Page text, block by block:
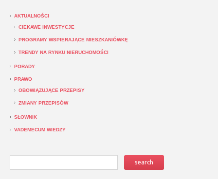
AKTUALNOŚCI
CIEKAWE INWESTYCJE
PROGRAMY WSPIERAJĄCE MIESZKANIÓWKĘ
TRENDY NA RYNKU NIERUCHOMOŚCI
PORADY
PRAWO
OBOWIĄZUJĄCE PRZEPISY
ZMIANY PRZEPISÓW
SŁOWNIK
VADEMECUM WIEDZY